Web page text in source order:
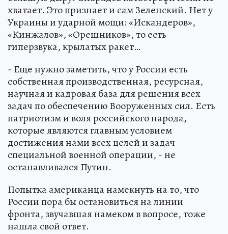
хватает. Это признает и сам Зеленский. Нет у
Украины и ударной мощи: «Искандеров»,
«Кинжалов», «Орешников», то есть
гиперзвука, крылатых ракет…
- Еще нужно заметить, что у России есть
собственная производственная, ресурсная,
научная и кадровая база для решения всех
задач по обеспечению Вооруженных сил. Есть
патриотизм и воля российского народа,
которые являются главным условием
достижения нами всех целей и задач
специальной военной операции, - не
останавливался Путин.
Попытка американца намекнуть на то, что
России пора бы остановиться на линии
фронта, звучавшая намеком в вопросе, тоже
нашла свой ответ.